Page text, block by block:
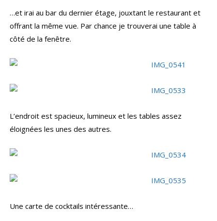
…et irai au bar du dernier étage, jouxtant le restaurant et
offrant la même vue. Par chance je trouverai une table à
côté de la fenêtre.
L’endroit est spacieux, lumineux et les tables assez
éloignées les unes des autres.
Une carte de cocktails intéressante…